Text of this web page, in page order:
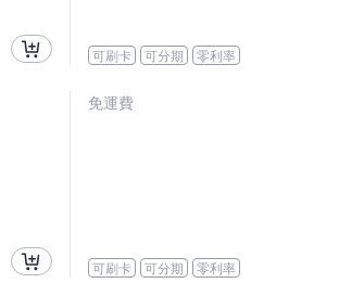
可刷卡 可分期 零利率
免運費
可刷卡 可分期 零利率